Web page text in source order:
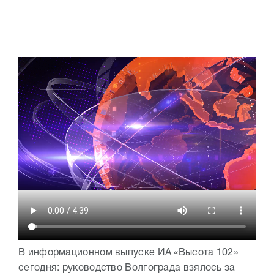
В информационном выпуске ИА «Высота 102»
сегодня: руководство Волгограда взялось за